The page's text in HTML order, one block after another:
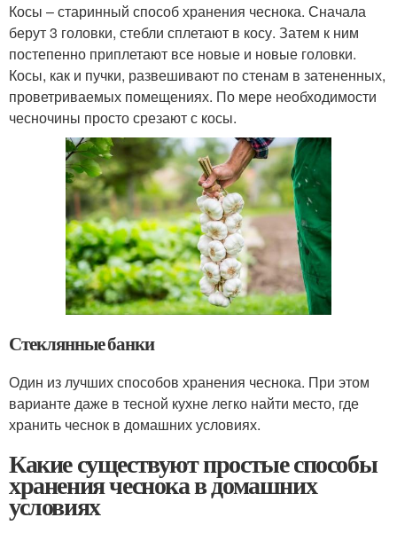
Косы – старинный способ хранения чеснока. Сначала
берут 3 головки, стебли сплетают в косу. Затем к ним
постепенно приплетают все новые и новые головки.
Косы, как и пучки, развешивают по стенам в затененных,
проветриваемых помещениях. По мере необходимости
чесночины просто срезают с косы.
Стеклянные банки
Один из лучших способов хранения чеснока. При этом
варианте даже в тесной кухне легко найти место, где
хранить чеснок в домашних условиях.
Какие существуют простые способы
хранения чеснока в домашних
условиях